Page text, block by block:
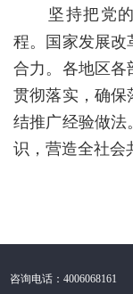
坚持把党
程。国家发展改
合力。各地区各
贯彻落实，确保
结推广经验做法
识，营造全社会
咨询电话：4006068161